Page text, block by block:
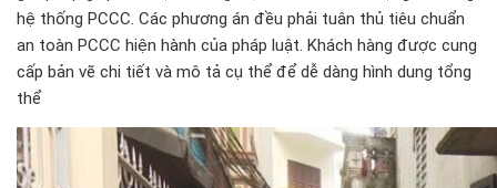
hệ thống PCCC. Các phương án đều phải tuân thủ tiêu chuẩn
an toàn PCCC hiện hành của pháp luật. Khách hàng được cung
cấp bản vẽ chi tiết và mô tả cụ thể để dễ dàng hình dung tổng
thể